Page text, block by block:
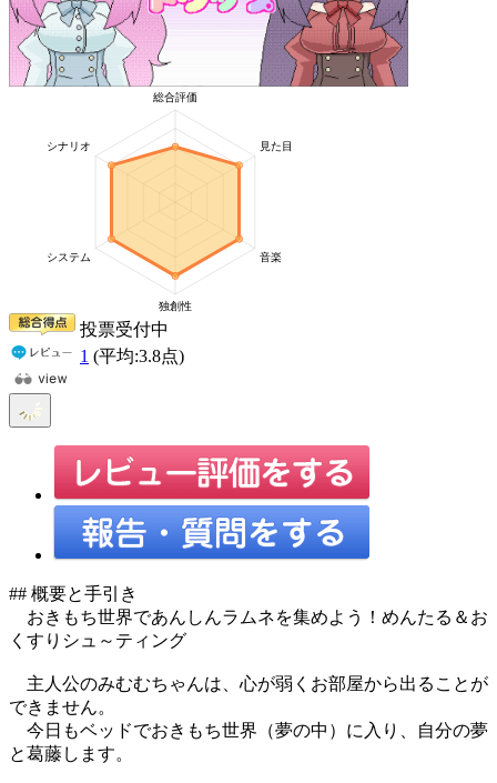
投票受付中
1 (平均:3.8点)
## 概要と手引き
おきもち世界であんしんラムネを集めよう！めんたる＆お
くすりシュ～ティング
主人公のみむむちゃんは、心が弱くお部屋から出ることが
できません。
今日もベッドでおきもち世界（夢の中）に入り、自分の夢
と葛藤します。